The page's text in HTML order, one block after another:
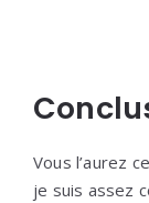
Vous l’aurez
je suis assez